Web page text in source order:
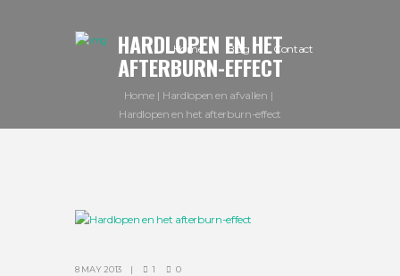
Home Blog Contact
HARDLOPEN EN HET
AFTERBURN-EFFECT
Home
Hardlopen en afvallen
Hardlopen en het afterburn-effect
8 MAY 2013 1 0